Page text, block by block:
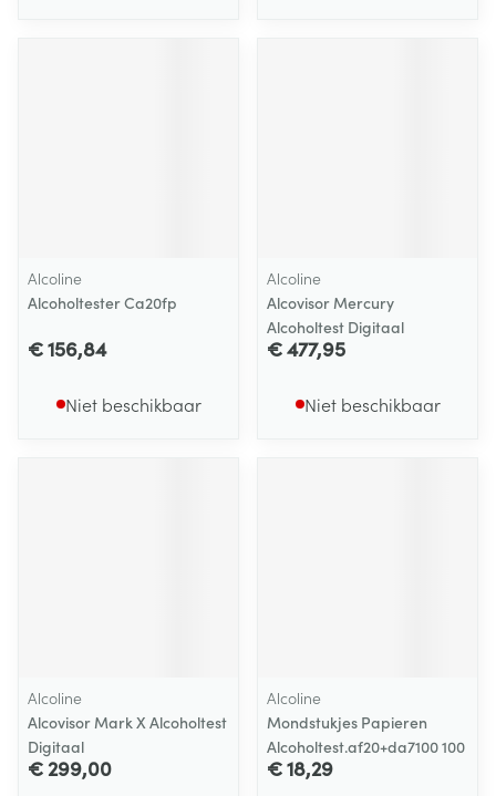
Alcoline
Alcoholtester Ca20fp
€ 156,84
Niet beschikbaar
Alcoline
Alcovisor Mercury
Alcoholtest Digitaal
€ 477,95
Niet beschikbaar
Alcoline
Alcovisor Mark X Alcoholtest
Digitaal
€ 299,00
Alcoline
Mondstukjes Papieren
Alcoholtest.af20+da7100 100
€ 18,29